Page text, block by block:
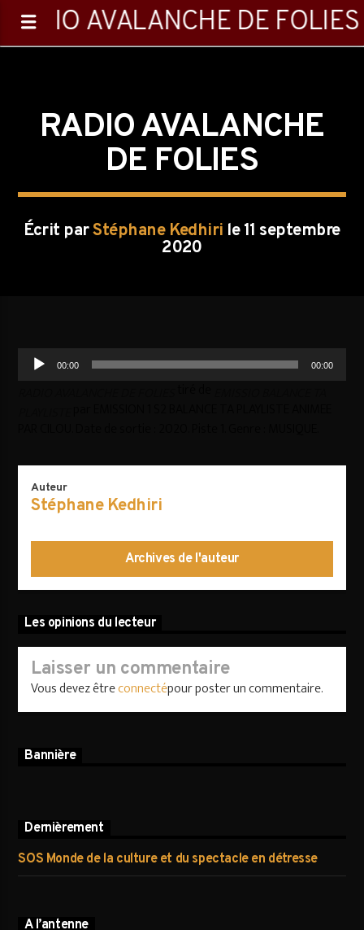
RADIO AVALANCHE DE FOLIES
16:05 18:00
RADIO AVALANCHE
DE FOLIES
Écrit parStéphane Kedhiri le 11 septembre
2020
Lecteur
audio
00:00 00:00
Auteur
Stéphane Kedhiri
Archives de l'auteur
Les opinions du lecteur
Laisser un commentaire
Vous devez êtreconnectépour poster un commentaire.
Bannière
Dernièrement
SOS Monde de la culture et du spectacle en détresse
A l’antenne